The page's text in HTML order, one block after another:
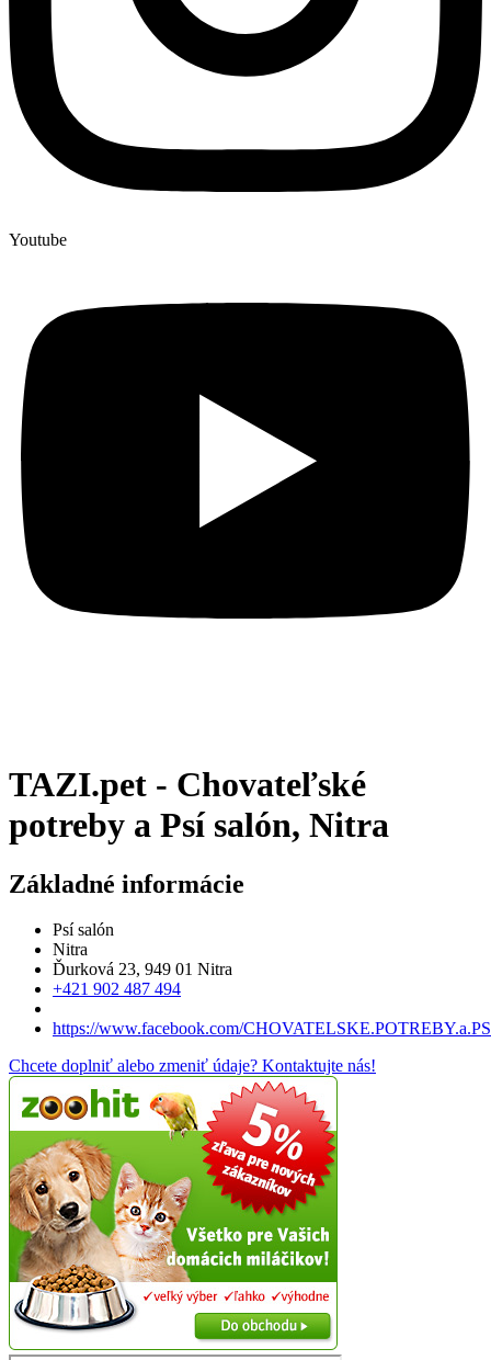
Youtube
TAZI.pet - Chovateľské
potreby a Psí salón, Nitra
Základné informácie
Psí salón
Nitra
Ďurková 23, 949 01 Nitra
+421 902 487 494
https://www.facebook.com/
Chcete doplniť alebo zmeniť údaje? Kontaktujte nás!